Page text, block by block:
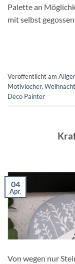
Palette an
mit selbst
Veröffentlicht am
Motivlocher,
Deco Painter
04
Apr.
Von wegen nur